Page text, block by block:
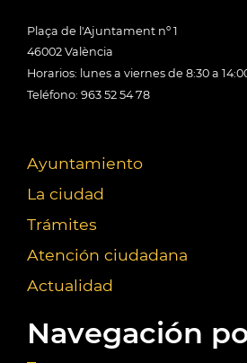
Plaça de l'Ajuntament nº 1
46002 València
Horarios: lunes a viernes de 8:30 a
Teléfono: 963 52 54 78
Ayuntamiento
La ciudad
Trámites
Atención ciudadana
Actualidad
Navegación